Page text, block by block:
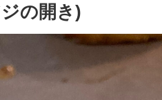
の開き)